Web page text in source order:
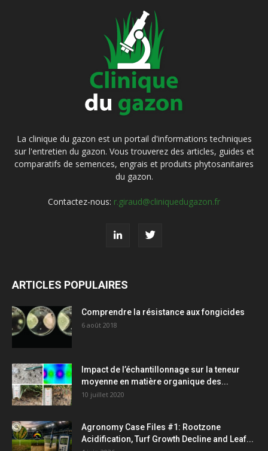
La clinique du gazon est un portail d'informations techniques
sur l'entretien du gazon. Vous trouverez des articles, guides et
comparatifs de semences, engrais et produits phytosanitaires
du gazon.
Contactez-nous: r.giraud@cliniquedugazon.fr
ARTICLES POPULAIRES
Comprendre la résistance aux fongicides
6 août 2018
Impact de l’échantillonnage sur la teneur
moyenne en matière organique des...
10 juillet 2020
Agronomy Case Files #1: Rootzone
Acidification, Turf Growth Decline and Leaf...